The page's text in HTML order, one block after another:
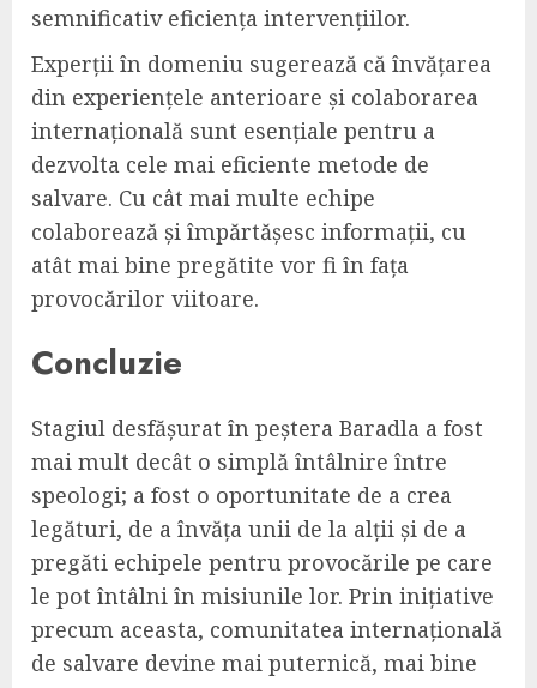
semnificativ eficiența intervențiilor.
Experții în domeniu sugerează că învățarea
din experiențele anterioare și colaborarea
internațională sunt esențiale pentru a
dezvolta cele mai eficiente metode de
salvare. Cu cât mai multe echipe
colaborează și împărtășesc informații, cu
atât mai bine pregătite vor fi în fața
provocărilor viitoare.
Concluzie
Stagiul desfășurat în peștera Baradla a fost
mai mult decât o simplă întâlnire între
speologi; a fost o oportunitate de a crea
legături, de a învăța unii de la alții și de a
pregăti echipele pentru provocările pe care
le pot întâlni în misiunile lor. Prin inițiative
precum aceasta, comunitatea internațională
de salvare devine mai puternică, mai bine